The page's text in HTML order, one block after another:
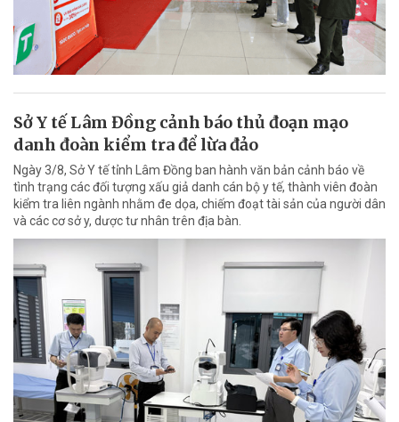
Sở Y tế Lâm Đồng cảnh báo thủ đoạn mạo
danh đoàn kiểm tra để lừa đảo
Ngày 3/8, Sở Y tế tỉnh Lâm Đồng ban hành văn bản cảnh báo về
tình trạng các đối tượng xấu giả danh cán bộ y tế, thành viên đoàn
kiểm tra liên ngành nhằm đe dọa, chiếm đoạt tài sản của người dân
và các cơ sở y, dược tư nhân trên địa bàn.